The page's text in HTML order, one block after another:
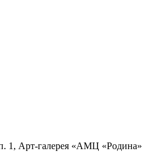
1, Арт-галерея «АМЦ «Родина»